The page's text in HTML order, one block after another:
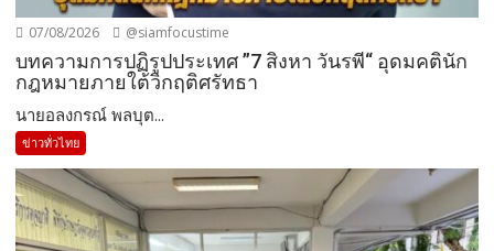
07/08/2026 @siamfocustime
บทความการปฏิรูปประเทศ ”7 สิงหา วันรพี“ อุดมคตินัก
กฎหมายภายใต้วิกฤติศรัทธา
นายอลงกรณ์ พลบุต...
ข่าวทั่วไทย